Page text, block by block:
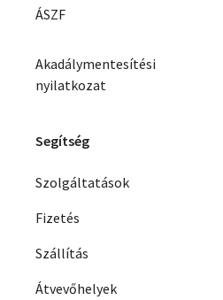
ÁSZF
Akadálymentesítési
nyilatkozat
Segítség
Szolgáltatások
Fizetés
Szállítás
Átvevőhelyek